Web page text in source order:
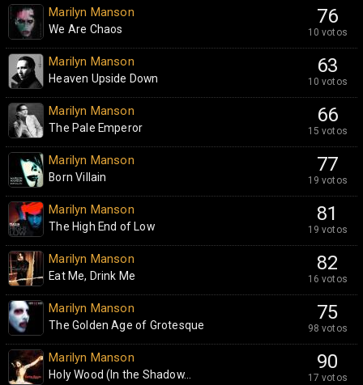
76
10 votos
Marilyn Manson
We Are Chaos
63
10 votos
Marilyn Manson
Heaven Upside Down
66
15 votos
Marilyn Manson
The Pale Emperor
77
19 votos
Marilyn Manson
Born Villain
81
19 votos
Marilyn Manson
The High End of Low
82
16 votos
Marilyn Manson
Eat Me, Drink Me
75
98 votos
Marilyn Manson
The Golden Age of Grotesque
90
17 votos
Marilyn Manson
Holy Wood (In the Shadow...